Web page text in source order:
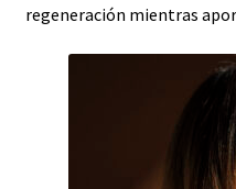
regeneración mientras